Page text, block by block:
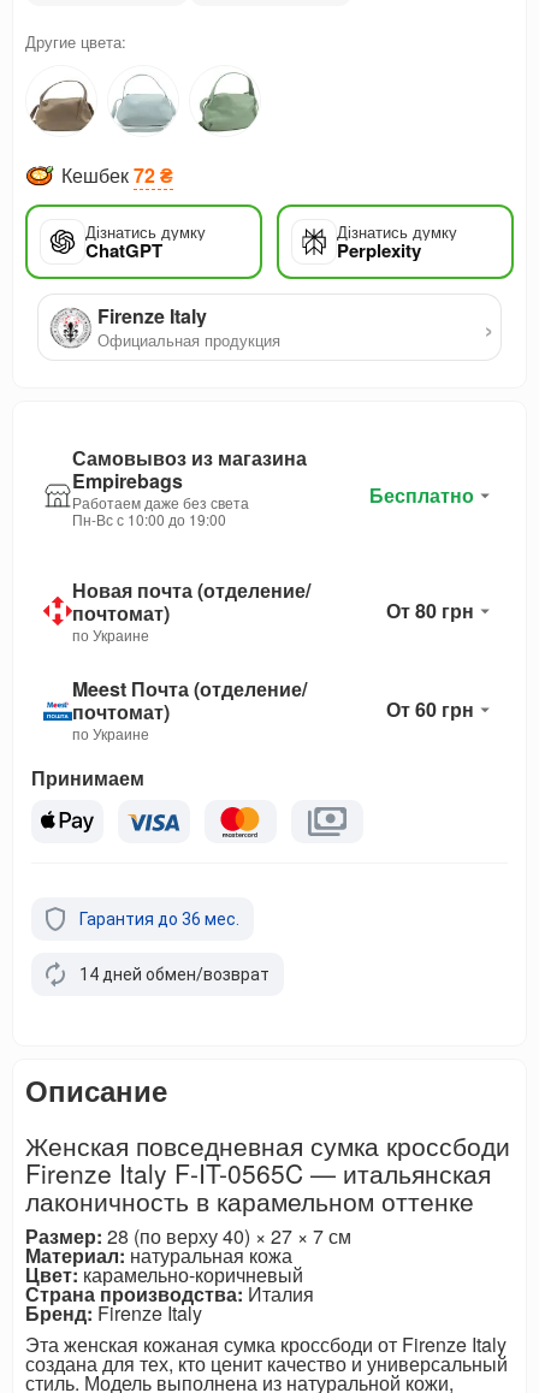
Другие цвета:
Кешбек72 ₴
Дізнатись думку
ChatGPT
Дізнатись думку
Perplexity
Firenze Italy
Официальная продукция ›
Самовывоз из магазина
Empirebags
Работаем даже без света
Пн-Вс с 10:00 до 19:00
Бесплатно
Новая почта (отделение/
почтомат)
по Украине
От 80 грн
Meest Почта (отделение/
почтомат)
по Украине
От 60 грн
Принимаем
Гарантия до 36 мес.
14 дней обмен/возврат
Описание
Женская повседневная сумка кроссбоди
Firenze Italy F-IT-0565C — итальянская
лаконичность в карамельном оттенке
Размер: 28 (по верху 40) × 27 × 7 см
Материал: натуральная кожа
Цвет: карамельно-коричневый
Страна производства: Италия
Бренд: Firenze Italy
Эта женская кожаная сумка кроссбоди от Firenze Italy
создана для тех, кто ценит качество и универсальный
стиль. Модель выполнена из натуральной кожи,